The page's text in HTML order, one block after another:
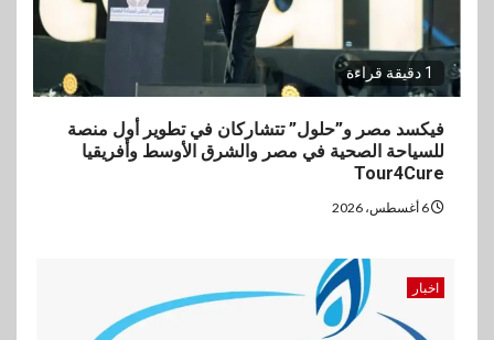
1 دقيقة قراءة
فيكسد مصر و”حلول” تتشاركان في تطوير أول منصة
للسياحة الصحية في مصر والشرق الأوسط وأفريقيا
Tour4Cure
اخبار